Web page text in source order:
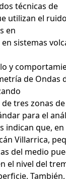
técnicas de
utilizan el
en
sistemas
y
de Ondas
tres zonas
para el
indican que,
Villarrica,
del medio
el nivel del